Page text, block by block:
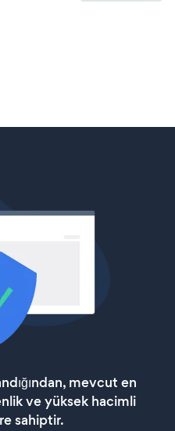
mevcut en
ve yüksek hacimli
sahiptir.